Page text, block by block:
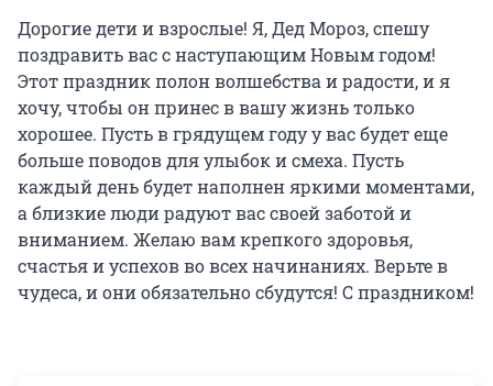
Дорогие дети и взрослые! Я, Дед Мороз, спешу
поздравить вас с наступающим Новым годом!
Этот праздник полон волшебства и радости, и я
хочу, чтобы он принес в вашу жизнь только
хорошее. Пусть в грядущем году у вас будет еще
больше поводов для улыбок и смеха. Пусть
каждый день будет наполнен яркими моментами,
а близкие люди радуют вас своей заботой и
вниманием. Желаю вам крепкого здоровья,
счастья и успехов во всех начинаниях. Верьте в
чудеса, и они обязательно сбудутся! С праздником!